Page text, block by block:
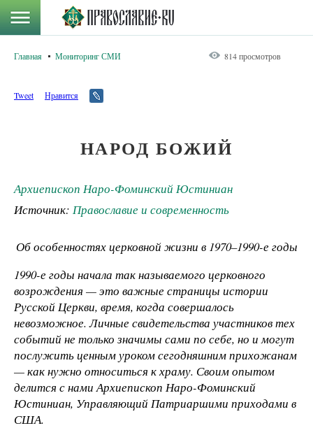
Главная Мониторинг СМИ 814 просмотров
Tweet Нравится
НАРОД БОЖИЙ
Архиепископ Наро-Фоминский Юстиниан
Источник: Православие и современность
Об особенностях церковной жизни в 1970–1990-е годы
1990-е годы начала так называемого церковного
возрождения — это важные страницы истории
Русской Церкви, время, когда совершалось
невозможное. Личные свидетельства участников тех
событий не только значимы сами по себе, но и могут
послужить ценным уроком сегодняшним прихожанам
— как нужно относиться к храму. Своим опытом
делится с нами Архиепископ Наро-Фоминский
Юстиниан, Управляющий Патриаршими приходами в
США.